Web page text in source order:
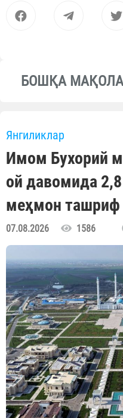
БОШҚА
Янгиликлар
Имом Бухорий
ой давомида
меҳмон
07.08.2026 1586